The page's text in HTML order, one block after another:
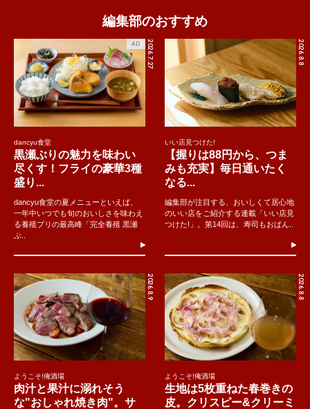
編集部のおすすめ
2026.7.27
AD
dancyu食堂
黒瀬ぶりの魅力を味わい
尽くす！フライの豪華3種
盛り...
dancyu食堂の夏メニューといえば、
一年中いつでも旬のおいしさを味わえ
る養殖ブリの最高峰「完全養殖 黒瀬
ぶ..
2026.8.8
いい店見つけた!
【握りは88円から、つま
みも充実】毎日通いたく
なる...
編集部が注目する、おいしくて居心地
のいい店をご紹介する連載「いい店見
つけた!」。第14回は、寿司もおばん..
2026.8.9
ようこそ!俺酒場
肉汁と果汁に溺れそう
な"おしゃれ焼き肉"。サ
2026.8.8
ようこそ!俺酒場
生地は5枚重ねた春巻きの
皮。クリスピー&クリーミ